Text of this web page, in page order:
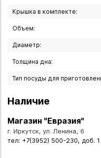
акценты и станет
фирменным штампом SKK.
указанных ниже
также сделать заказ в
всей России.
Крышка в комплекте:
Объем:
Диаметр:
Толщина дна:
Тип посуды для
Наличие
Магазин "Евразия"
г. Иркутск, ул. Ленина, 6
тел: +7(3952) 500-230, доб. 1